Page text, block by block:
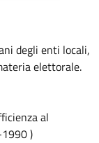
degli enti locali,
elettorale.
al
)